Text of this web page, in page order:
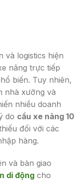
và logistics hiện
nâng trực tiếp
biến. Tuy nhiên,
nhà xưởng và
nhiều doanh
do cầu xe nâng 10
đối với các
hàng.
và bàn giao
di động cho